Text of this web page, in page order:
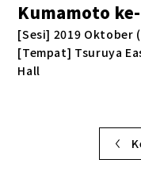
Kumamoto
[Sesi] 2019 Oktober
[Tempat] Tsuruya
Hall